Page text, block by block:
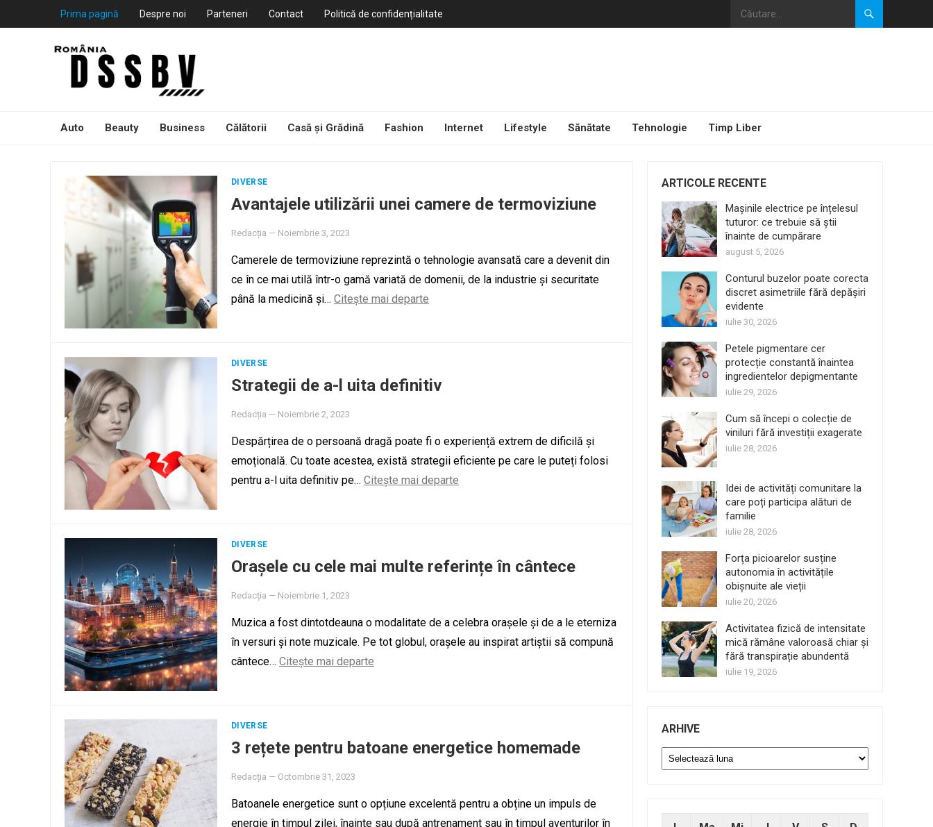
Prima pagină Despre noi Parteneri Contact Politică de confidențialitate
Auto Beauty Business Călătorii Casă și Grădină Fashion Internet Lifestyle Sănătate Tehnologie Timp Liber
DIVERSE
Avantajele utilizării unei camere de termoviziune
Redacția — Noiembrie 3, 2023
Camerele de termoviziune reprezintă o tehnologie avansată care a devenit din
ce în ce mai utilă într-o gamă variată de domenii, de la industrie și securitate
până la medicină și… Citește mai departe
DIVERSE
Strategii de a-l uita definitiv
Redacția — Noiembrie 2, 2023
Despărțirea de o persoană dragă poate fi o experiență extrem de dificilă și
emoțională. Cu toate acestea, există strategii eficiente pe care le puteți folosi
pentru a-l uita definitiv pe… Citește mai departe
DIVERSE
Orașele cu cele mai multe referințe în cântece
Redacția — Noiembrie 1, 2023
Muzica a fost dintotdeauna o modalitate de a celebra orașele și de a le eterniza
în versuri și note muzicale. Pe tot globul, orașele au inspirat artiștii să compună
cântece… Citește mai departe
DIVERSE
3 rețete pentru batoane energetice homemade
Redacția — Octombrie 31, 2023
Batoanele energetice sunt o opțiune excelentă pentru a obține un impuls de
energie în timpul zilei, înainte sau după antrenament sau în timpul aventurilor în
ARTICOLE RECENTE
Mașinile electrice pe înțelesul
tuturor: ce trebuie să știi
înainte de cumpărare
august 5, 2026
Conturul buzelor poate corecta
discret asimetriile fără depășiri
evidente
iulie 30, 2026
Petele pigmentare cer
protecție constantă înaintea
ingredientelor depigmentante
iulie 29, 2026
Cum să începi o colecție de
viniluri fără investiții exagerate
iulie 28, 2026
Idei de activități comunitare la
care poți participa alături de
familie
iulie 28, 2026
Forța picioarelor susține
autonomia în activitățile
obișnuite ale vieții
iulie 20, 2026
Activitatea fizică de intensitate
mică rămâne valoroasă chiar și
fără transpirație abundentă
iulie 19, 2026
ARHIVE
Arhive